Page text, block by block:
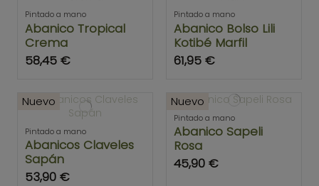
Pintado a mano
Abanico Tropical
Crema
58,45 €
Pintado a mano
Abanico Bolso Lili
Kotibé Marfil
61,95 €
Nuevo
Pintado a mano
Abanicos Claveles
Sapán
53,90 €
Nuevo
Pintado a mano
Abanico Sapeli
Rosa
45,90 €